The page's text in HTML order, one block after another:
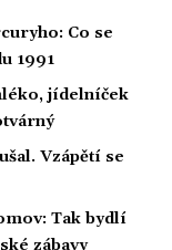
Co se
1991
jídelníček
Vzápětí se
Tak bydlí